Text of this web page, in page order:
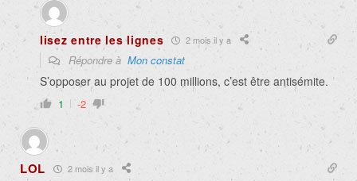
lisez entre les lignes 2 mois il y a
Répondre à Mon constat
S’opposer au projet de 100 millions, c’est être antisémite.
1 -2
LOL 2 mois il y a